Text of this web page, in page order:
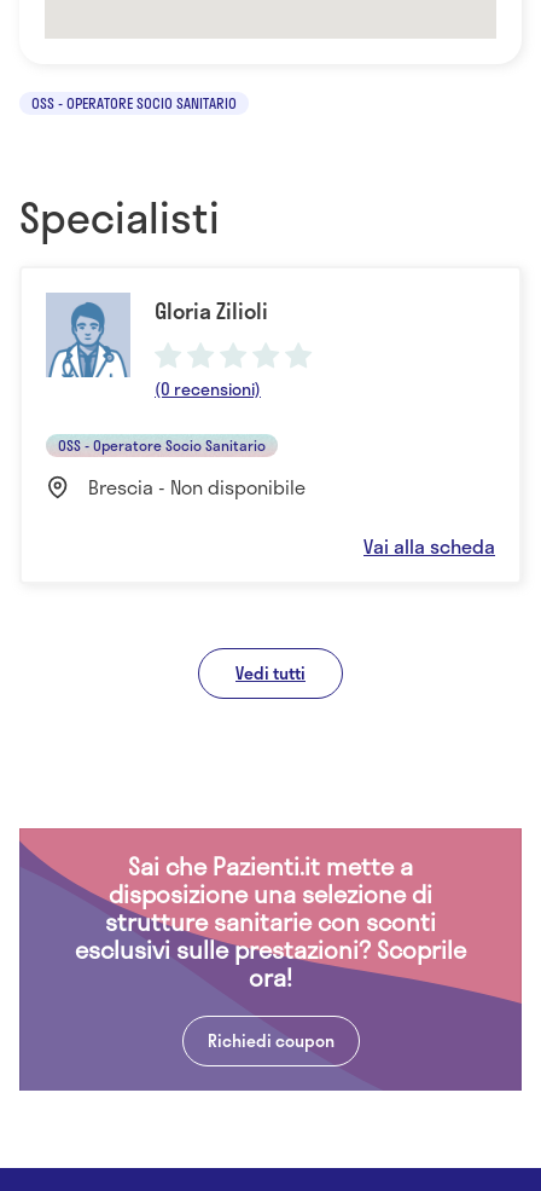
OSS - OPERATORE SOCIO SANITARIO
Specialisti
Gloria Zilioli
(0 recensioni)
OSS - Operatore Socio Sanitario
Brescia - Non disponibile
Vai alla scheda
Vedi tutti
Sai che Pazienti.it mette a
disposizione una selezione di
strutture sanitarie con sconti
esclusivi sulle prestazioni? Scoprile
ora!
Richiedi coupon